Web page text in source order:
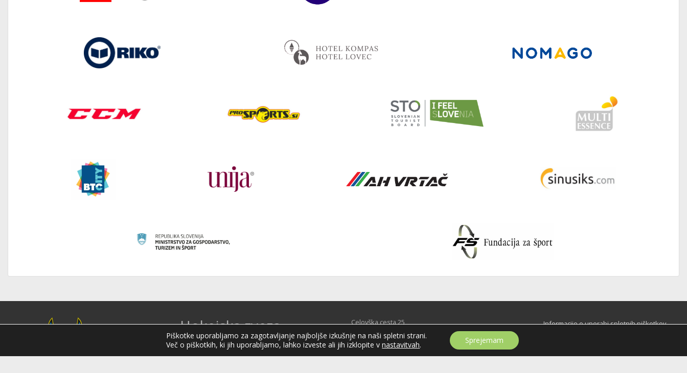
Hokejska zveza
Slovenije
Celovška cesta 25
SI-1000 Ljubljana
Tel: +386 51 270 500
E-mail:hzs@hokejska-zveza.si
Informacije o uporabi spletnih piškotkov
Piškotke uporabljamo za zagotavljanje najboljše izkušnje na naši spletni strani.
Več o piškotkih, ki jih uporabljamo, lahko izveste ali jih izklopite vnastavitvah. Sprejemam